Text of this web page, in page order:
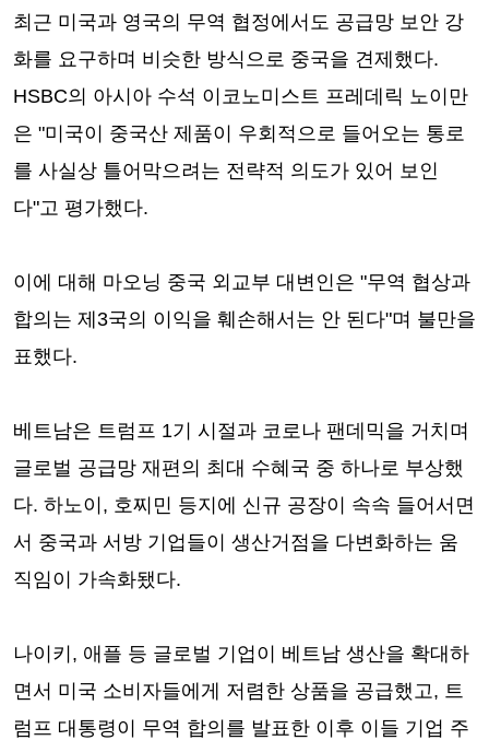
최근 미국과 영국의 무역 협정에서도 공급망 보안 강
화를 요구하며 비슷한 방식으로 중국을 견제했다.
HSBC의 아시아 수석 이코노미스트 프레데릭 노이만
은 "미국이 중국산 제품이 우회적으로 들어오는 통로
를 사실상 틀어막으려는 전략적 의도가 있어 보인
다"고 평가했다.
이에 대해 마오닝 중국 외교부 대변인은 "무역 협상과
합의는 제3국의 이익을 훼손해서는 안 된다"며 불만을
표했다.
베트남은 트럼프 1기 시절과 코로나 팬데믹을 거치며
글로벌 공급망 재편의 최대 수혜국 중 하나로 부상했
다. 하노이, 호찌민 등지에 신규 공장이 속속 들어서면
서 중국과 서방 기업들이 생산거점을 다변화하는 움
직임이 가속화됐다.
나이키, 애플 등 글로벌 기업이 베트남 생산을 확대하
면서 미국 소비자들에게 저렴한 상품을 공급했고, 트
럼프 대통령이 무역 합의를 발표한 이후 이들 기업 주